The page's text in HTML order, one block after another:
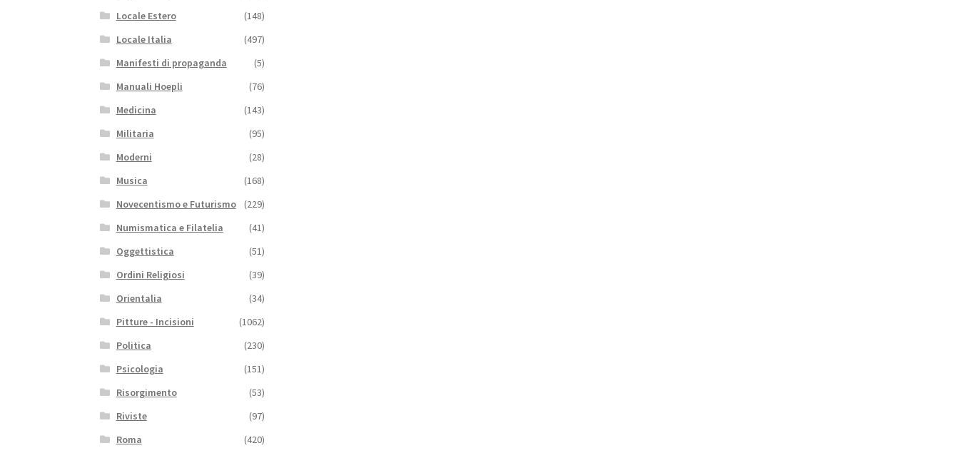
Locale Estero
(148)
Locale Italia
(497)
Manifesti di propaganda
(5)
Manuali Hoepli
(76)
Medicina
(143)
Militaria
(95)
Moderni
(28)
Musica
(168)
Novecentismo e Futurismo
(229)
Numismatica e Filatelia
(41)
Oggettistica
(51)
Ordini Religiosi
(39)
Orientalia
(34)
Pitture - Incisioni
(1062)
Politica
(230)
Psicologia
(151)
Risorgimento
(53)
Riviste
(97)
Roma
(420)